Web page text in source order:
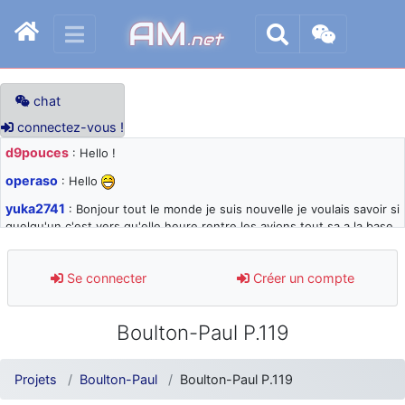
AM.net
chat
connectez-vous !
d9pouces : Hello !
operaso : Hello
yuka2741 : Bonjour tout le monde je suis nouvelle je voulais savoir si
quelqu'un c'est vers qu'elle heure rentre les avions tout sa a la base
d9pouces: désolé pour les quelques blocages du site ces derniers
jours : je teste des méthodes contre le spam et les bots trop nocifs
: Super, la nouvelle bannière
d9pouces
: je suis un avion@,._,+ > lesquels ? je ne suis pas sûr de
comprendre
Se connecter Créer un compte
Boulton-Paul P.119
Projets Boulton-Paul Boulton-Paul P.119